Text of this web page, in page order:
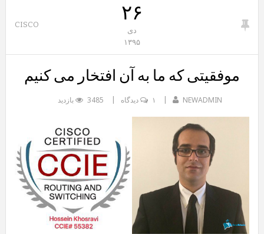
۲۶
دی
۱۳۹۵
CISCO
موفقیتی که ما به آن افتخار می کنیم
NEWADMIN ۱ دیدگاه 3485 بازدید